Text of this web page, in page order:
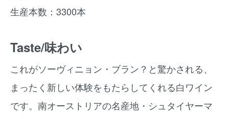
生産本数：3300本
Taste/味わい
これがソーヴィニョン・ブラン？と驚かされる、
まったく新しい体験をもたらしてくれる白ワイン
です。南オーストリアの名産地・シュタイヤーマ